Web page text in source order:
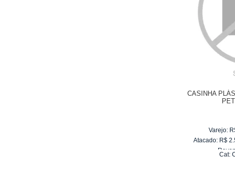
CASINHA
Varejo:
Atacado: R$
Cat: